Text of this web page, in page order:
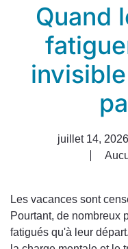
Quand
juillet 14, 2026
sur
les
:
Les vacances sont
Pourtant, de nombreux
fatigués qu'à leur